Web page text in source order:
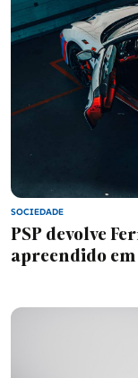
SOCIEDADE
PSP devolve
apreendido